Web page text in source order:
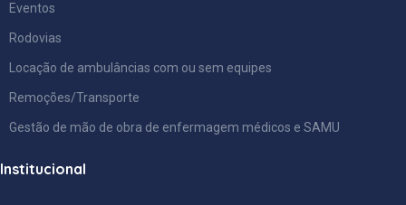
Eventos
Rodovias
Locação de ambulâncias com ou sem equipes
Remoções/Transporte
Gestão de mão de obra de enfermagem médicos e SAMU
Institucional